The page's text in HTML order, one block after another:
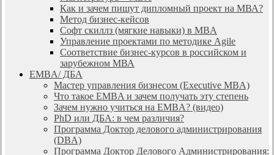
Как и зачем пишут дипломный проект на МВА?
Метод бизнес-кейсов
Софт скиллз (мягкие навыки) в MBA
Управление проектами по методике Agile
Соответствие бизнес-курсов в российском и
зарубежном МВА
EMBA/ ДБA
Мастер управления бизнесом (Executive MBA)
Что такое EMBA и зачем получать эту степень
Зачем нужно учиться на EMBA? (видео)
PhD или ДБА: в чем различия?
Программа Доктор делового администрирования
(DBА)
Программа Доктор Делового Администрирования: